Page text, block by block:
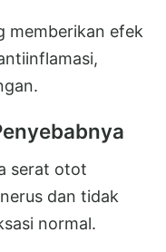
memberikan efek
serat otot
dan tidak
normal.